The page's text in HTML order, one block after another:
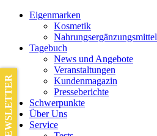
Eigenmarken
Kosmetik
Nahrungsergänzungsmittel
Tagebuch
News und Angebote
Veranstaltungen
Kundenmagazin
Presseberichte
Schwerpunkte
Über Uns
Service
NEWSLETTER